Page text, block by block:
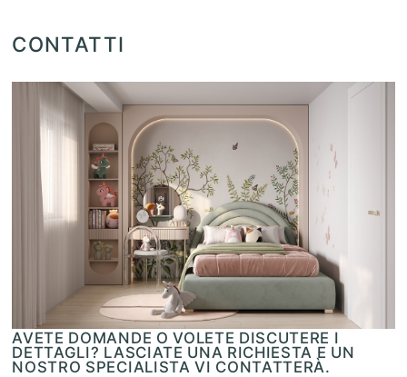
CONTATTI
AVETE DOMANDE O VOLETE DISCUTERE I
DETTAGLI? LASCIATE UNA RICHIESTA E UN
NOSTRO SPECIALISTA VI CONTATTERÀ.